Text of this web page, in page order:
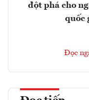
đột phá cho
quốc
Đọc